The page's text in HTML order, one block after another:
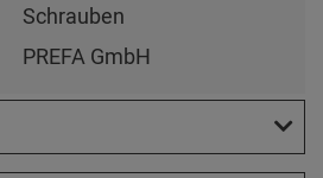
Schrauben
PREFA GmbH